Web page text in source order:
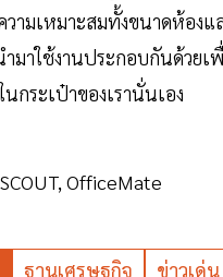
ามเหมาะสมทั้งขนาดห้องแ
มาใช้งานประกอบกันด้วยเ
กระเป๋าของเรานั่นเอง
OfficeMate
ฐานเศรษฐกิจ ข่าวเด่น